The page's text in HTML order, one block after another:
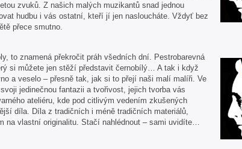
zvuků. Z našich malých muzikantů snad jednou
hudbu i vás ostatní, kteří jí jen nasloucháte. Vždyť bez
přece smutno.
to znamená překročit práh všedních dní. Pestrobarevná
si můžete jen stěží představit černobílý… A tak i když
a veselo – přesně tak, jak si to přejí naši malí malíři. Ve
jedinečnou fantazii a tvořivost, jejich tvorba vás
ateliéru, kde pod citlivým vedením zkušených
díla. Díla z tradičních i méně tradičních materiálů,
na vlastní originalitu. Stačí nahlédnout – sami uvidíte…